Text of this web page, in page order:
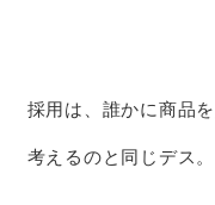
採用は、誰かに商品
考えるのと同じデス。